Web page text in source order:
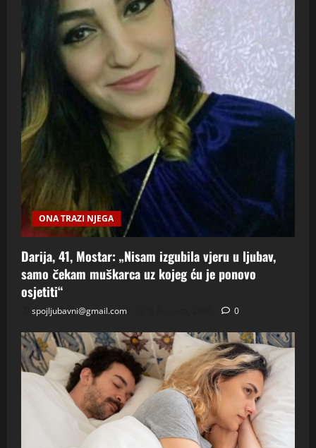
ONA TRAZI NJEGA
Darija, 41, Mostar: „Nisam izgubila vjeru u ljubav,
samo čekam muškarca uz kojeg ću je ponovo
osjetiti“
spojljubavni@gmail.com 0